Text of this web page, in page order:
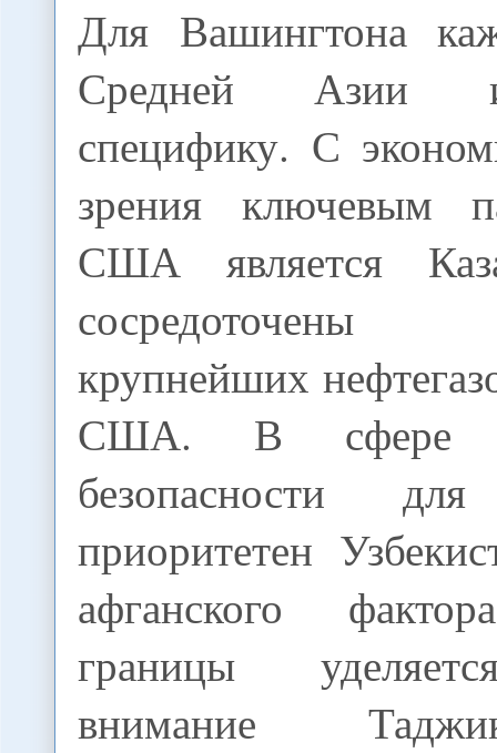
Для Вашингтона
Средней Азии
специфику. С
зрения ключевым
США является
крупнейших
США. В сфере
безопасности
приоритетен
афганского
границы
внимание